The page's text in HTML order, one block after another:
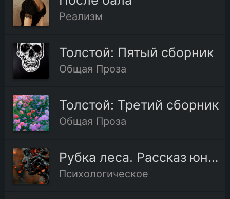
14.Зайцы и лягушки
15.Петр I и мужик
17.Лев и собачка
18.Ровное наследство
19.Три вора
Реализм
Толстой: Пятый сборник
Общая Проза
Толстой: Третий сборник
Общая Проза
Рубка леса. Рассказ юнкера
Психологическое